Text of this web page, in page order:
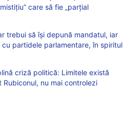
care să fie „parțial
trebui să își depună mandatul, iar
partidele parlamentare, în spiritul
criză politică: Limitele există
nu mai controlezi